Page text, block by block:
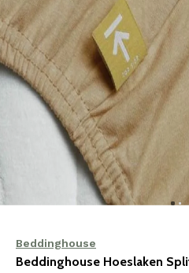
Beddinghouse
Beddinghouse Hoeslaken